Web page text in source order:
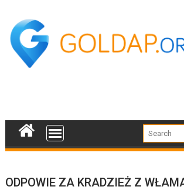
content
ODPOWIE ZA KRADZIEŻ Z